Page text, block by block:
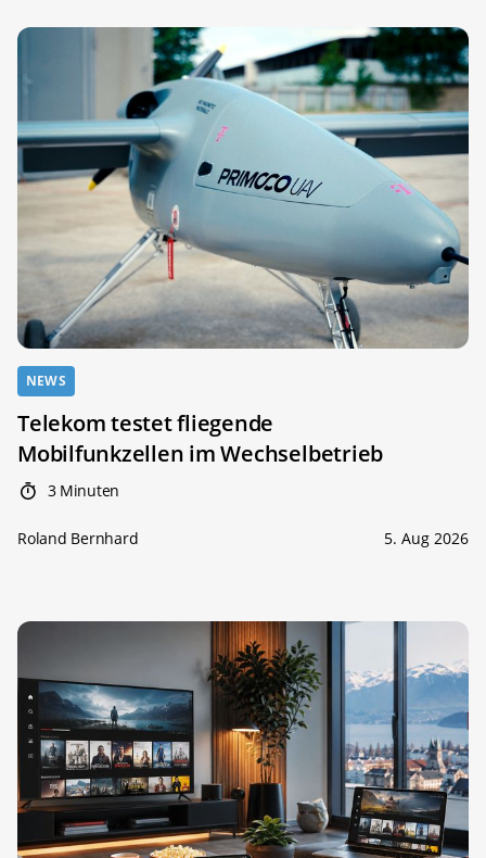
NEWS
Telekom testet fliegende
Mobilfunkzellen im Wechselbetrieb
3 Minuten
Roland Bernhard 5. Aug 2026